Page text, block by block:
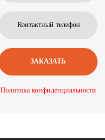
Политика конфиденциальности